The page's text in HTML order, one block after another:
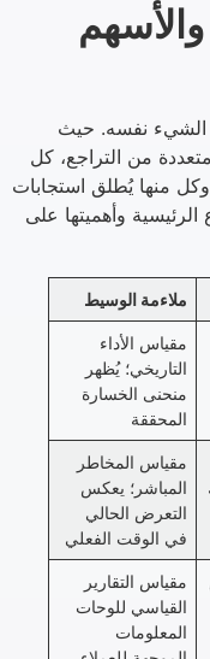
والأسهم
الشيء نفسه. حيث
من التراجع، كل
وكل منها يُطلق استجابات
الرئيسية وأهميتها على
ملاءمة الوسيط
مقياس الأداء
التاريخي؛ يُظهر
منحنى الخسارة
المحققة
مقياس المخاطر
المباشر؛ يعكس
التعرض الحالي
في الوقت الفعلي
مقياس التقارير
القياسي للوحات
المعلومات